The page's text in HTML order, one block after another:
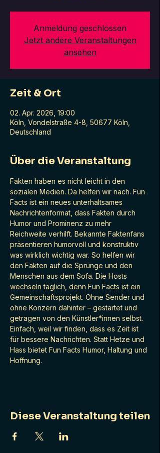
Anmeldung geschlossen
Jetzt andere Veranstaltungen
ansehen
Zeit & Ort
02. Apr. 2026, 19:00
Köln, Vondelstraße 4-8, 50677 Köln,
Deutschland
Über die Veranstaltung
Fakten haben es nicht leicht in den
sozialen Medien. Da helfen wir nach. Fun
Facts ist ein neues unterhaltsames
Nachrichtenformat, dass Fakten durch
Humor und Prominenz zu mehr
Reichweite verhilft. Bekannte Faktenfans
präsentieren humorvoll und konstruktiv
was wirklich wichtig war. So helfen wir
den Fakten auf die Sprünge und den
Menschen aus dem Sofa. Die Hosts
wechseln täglich, denn Fun Facts ist ein
Gemeinschaftsprojekt. Ohne Sender und
ohne Konzern dahinter – gestartet und
getragen von den Künstler*innen selbst.
Einfach, weil wir finden, dass es Zeit ist
für bessere Nachrichten. Statt Hetze und
Hass bietet Fun Facts Humor, Haltung und
Hoffnung.
Diese Veranstaltung teilen